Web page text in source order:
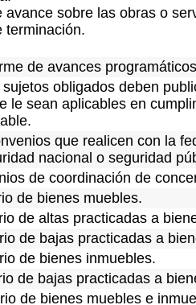
avance sobre las obras o
terminación.
de avances
obligados deben
le sean aplicables en
que realicen con la
nacional o seguridad
de coordinación de
de bienes muebles.
de altas practicadas a
de bajas practicadas a
de bienes inmuebles.
de bajas practicadas a
de bienes muebles e